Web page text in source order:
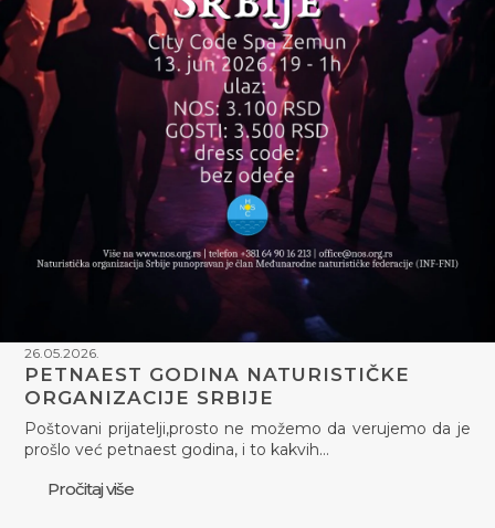
26.05.2026.
PETNAEST GODINA NATURISTIČKE
ORGANIZACIJE SRBIJE
Poštovani prijatelji,prosto ne možemo da verujemo da je
prošlo već petnaest godina, i to kakvih…
Pročitaj više